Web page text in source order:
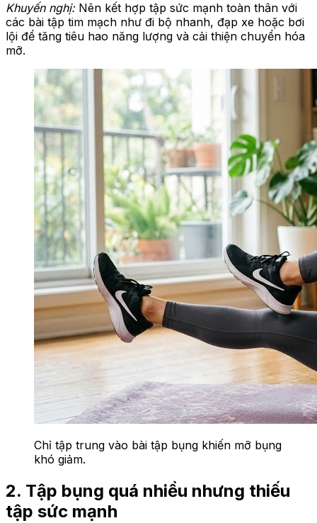
Khuyến nghị: Nên kết hợp tập sức mạnh toàn thân với
các bài tập tim mạch như đi bộ nhanh, đạp xe hoặc bơi
lội để tăng tiêu hao năng lượng và cải thiện chuyển hóa
mỡ.
Chỉ tập trung vào bài tập bụng khiến mỡ bụng
khó giảm.
2. Tập bụng quá nhiều nhưng thiếu
tập sức mạnh